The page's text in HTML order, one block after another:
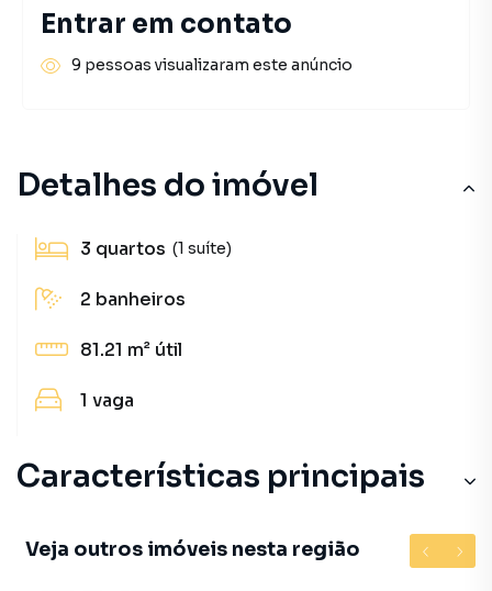
Detalhes do imóvel
3 quartos (1 suíte)
2 banheiros
81.21 m² útil
1 vaga
Características principais
Veja outros imóveis nesta região
Entrar em contato
9 pessoas visualizaram este anúncio